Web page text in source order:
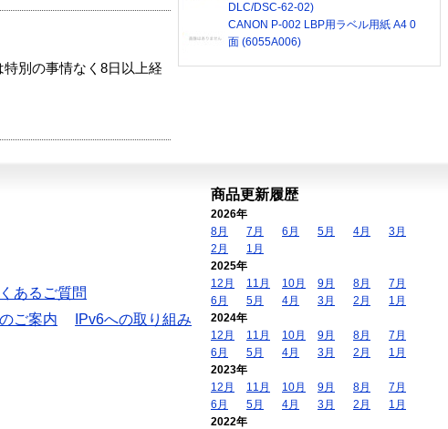
別の事情なく8日以上経
DLC/DSC-62-02)
CANON P-002 LBP用ラベル用紙 A4 0
面 (6055A006)
あるご質問
ご案内
IPv6への取り組み
商品更新履歴
2026年
8月
7月 6月 5月 4月
3月
2月
1月
2025年
12月
11月 10月 9月 8月
7月
6月
5月 4月 3月 2月
1月
2024年
12月
11月 10月 9月 8月
7月
6月
5月 4月 3月 2月
1月
2023年
12月
11月 10月 9月 8月
7月
6月
5月 4月 3月 2月
1月
2022年